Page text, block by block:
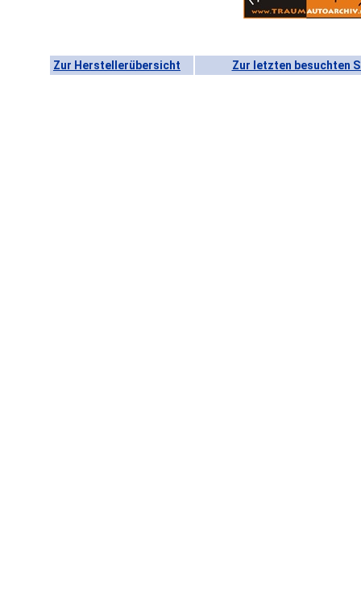
Zur Herstellerübersicht Zur letzten besuchten